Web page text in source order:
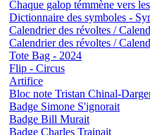
Chaque galop témmène vers les
Dictionnaire des symboles -
Calendrier des révoltes /
Calendrier des révoltes /
Tote Bag - 2024
Flip - Circus
Artifice
Bloc note Tristan Chinal-
Badge Simone S'ignorait
Badge Bill Murait
Badge Charles Trainait